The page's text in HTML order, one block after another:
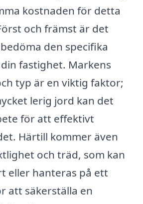
kostnaden för detta
och främst är det
den specifika
fastighet. Markens
typ är en viktig faktor;
lerig jord kan det
för att effektivt
Härtill kommer även
och träd, som kan
eller hanteras på ett
att säkerställa en